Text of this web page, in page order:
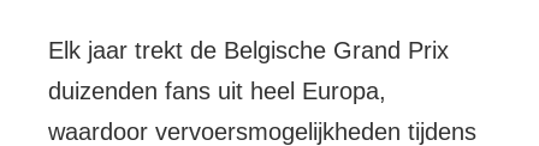
Elk jaar trekt de Belgische Grand Prix
duizenden fans uit heel Europa,
waardoor vervoersmogelijkheden tijdens